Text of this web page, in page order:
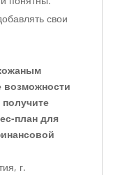
свои
возможности
план для
г.